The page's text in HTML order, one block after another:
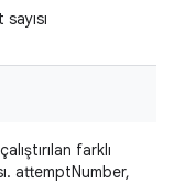
farklı
attemptNumber,